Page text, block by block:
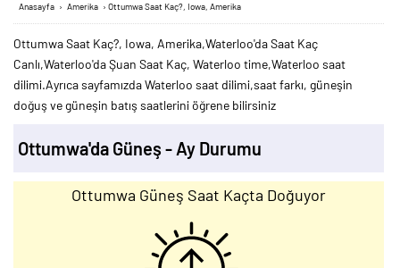
Anasayfa › Amerika › Ottumwa Saat Kaç?, Iowa, Amerika
Ottumwa Saat Kaç?, Iowa, Amerika,Waterloo'da Saat Kaç
Canlı,Waterloo'da Şuan Saat Kaç, Waterloo time,Waterloo saat
dilimi.Ayrıca sayfamızda Waterloo saat dilimi,saat farkı, güneşin
doğuş ve güneşin batış saatlerini öğrene bilirsiniz
Ottumwa'da Güneş - Ay Durumu
Ottumwa Güneş Saat Kaçta Doğuyor